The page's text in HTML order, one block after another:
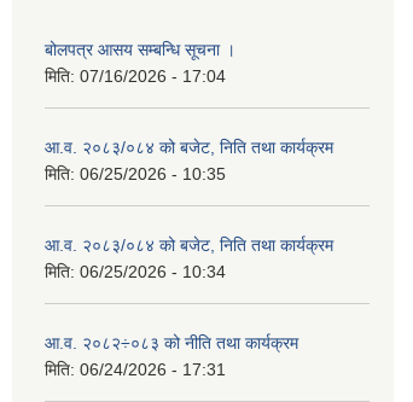
बोलपत्र आसय सम्बन्धि सूचना ।
मिति: 07/16/2026 - 17:04
आ.व. २०८३/०८४ को बजेट, निति तथा कार्यक्रम
मिति: 06/25/2026 - 10:35
आ.व. २०८३/०८४ को बजेट, निति तथा कार्यक्रम
मिति: 06/25/2026 - 10:34
आ.व. २०८२÷०८३ को नीति तथा कार्यक्रम
मिति: 06/24/2026 - 17:31